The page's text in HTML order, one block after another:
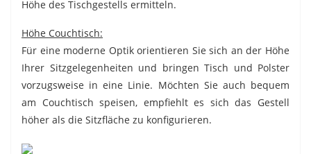
Höhe des Tischgestells ermitteln.
Höhe Couchtisch:
Für eine moderne Optik orientieren Sie sich an der Höhe
Ihrer Sitzgelegenheiten und bringen Tisch und Polster
vorzugsweise in eine Linie. Möchten Sie auch bequem
am Couchtisch speisen, empfiehlt es sich das Gestell
höher als die Sitzfläche zu konfigurieren.